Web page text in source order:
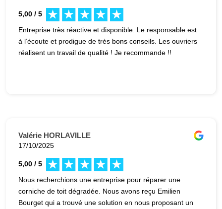
5,00 / 5
Entreprise très réactive et disponible. Le responsable est
à l’écoute et prodigue de très bons conseils. Les ouvriers
réalisent un travail de qualité ! Je recommande !!
Valérie HORLAVILLE
17/10/2025
5,00 / 5
Nous recherchions une entreprise pour réparer une
corniche de toit dégradée. Nous avons reçu Emilien
Bourget qui a trouvé une solution en nous proposant un